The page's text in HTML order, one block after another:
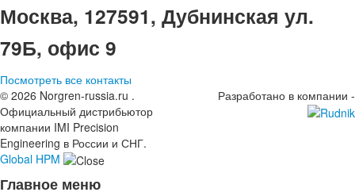
Москва, 127591, Дубнинская ул.
79Б, офис 9
Посмотреть все контакты
© 2026 Norgren-russia.ru .
Официальный дистрибьютор
компании IMI Precision
Engineering в России и СНГ.
Разработано в компании -
Global HPM
Главное меню